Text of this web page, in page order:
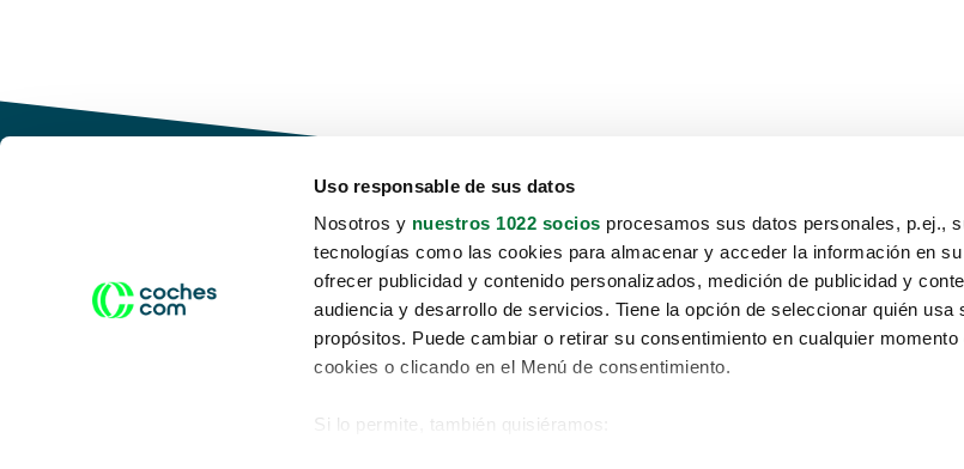
Uso responsable de sus datos
Nosotros y nuestros 1022 socios procesamos sus datos personales, p.ej.,
tecnologías como las cookies para almacenar y acceder la información en
ofrecer publicidad y contenido personalizados, medición de publicidad y
audiencia y desarrollo de servicios. Tiene la opción de seleccionar quién usa
propósitos. Puede cambiar o retirar su consentimiento en cualquier
cookies o clicando en el Menú de consentimiento.
Si lo permite, también quisiéramos:
Conduce tu futuro,
desata tu movilidad